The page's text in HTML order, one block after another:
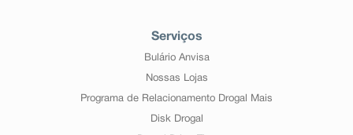
Serviços
Bulário Anvisa
Nossas Lojas
Programa de Relacionamento Drogal Mais
Disk Drogal